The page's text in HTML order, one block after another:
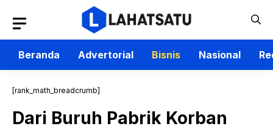
isi
Beranda
Advertorial Bisnis Nasional
[rank_math_breadcrumb]
Dari Buruh Pabrik Korban